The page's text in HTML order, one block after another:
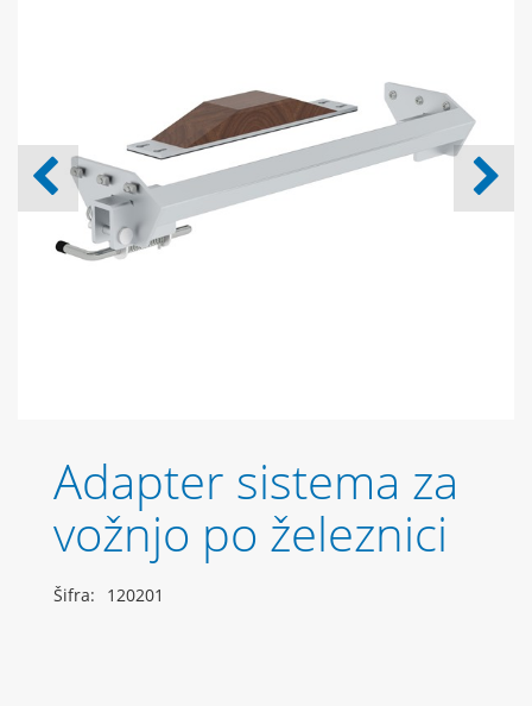
Adapter sistema za
vožnjo po železnici
Šifra: 120201